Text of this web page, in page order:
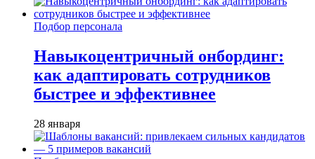
Подбор персонала
Навыкоцентричный онбординг:
как адаптировать сотрудников
быстрее и эффективнее
28 января